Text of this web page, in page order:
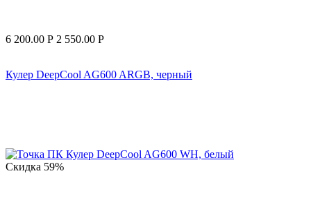
6 200.00 Р 2 550.00 Р
Кулер DeepCool AG600 ARGB, черный
Скидка 59%